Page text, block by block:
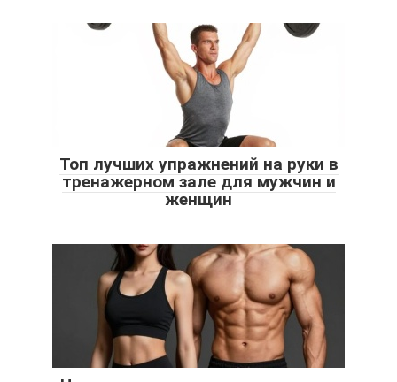
Топ лучших упражнений на руки в
тренажерном зале для мужчин и
женщин